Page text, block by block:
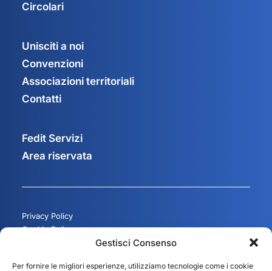
Gestisci Consenso
Per fornire le migliori esperienze, utilizziamo tecnologie come i cookie
Circolari
Unisciti a noi
Convenzioni
Associazioni territoriali
Contatti
Fedit Servizi
Area riservata
Privacy Policy
Cookie Policy